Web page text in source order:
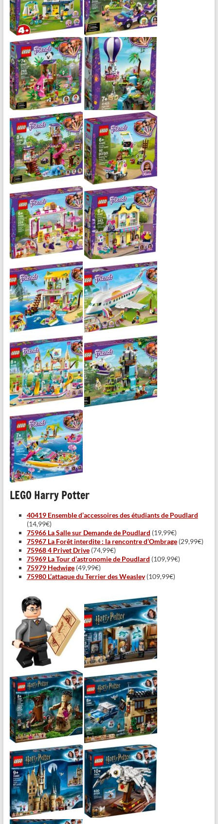
LEGO Harry Potter
40419 Ensemble d’accessoires des étudiants de Poudlard
(14,99€)
75966 La Salle sur Demande de Poudlard (19,99€)
75967 La Forêt interdite : la rencontre d’Ombrage(29,99€)
75968 4 Privet Drive(74,99€)
75969 La Tour d’astronomie de Poudlard (109,99€)
75979 Hedwige(49,99€)
75980 L’attaque du Terrier des Weasley(109,99€)